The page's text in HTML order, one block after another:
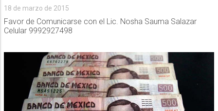
18 de marzo de 2015
Favor de Comunicarse con el Lic. Nosha Sauma Salazar
Celular 9992927498